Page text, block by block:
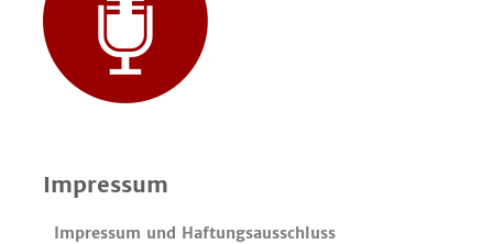
Impressum
Impressum und Haftungsausschluss